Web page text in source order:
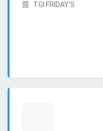
TGI FRIDAY'S